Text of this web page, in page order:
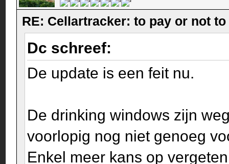
RE: Cellartracker: to pay or not to
Dc schreef:
De update is een feit nu.
De drinking windows zijn
voorlopig nog niet genoeg
Enkel meer kans op